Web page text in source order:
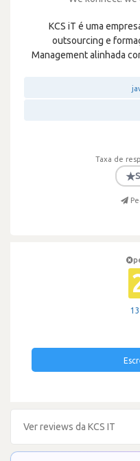
KCS iT é uma
outsourcing e
Management alinhada
Taxa de
★
Ver reviews da KCS IT